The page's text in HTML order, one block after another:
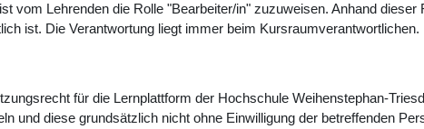
vom Lehrenden die Rolle "Bearbeiter/in" zuzuweisen. Anhand
ist. Die Verantwortung liegt immer beim Kursraumverantwortlichen.
für die Lernplattform der Hochschule Weihenstephan-
und diese grundsätzlich nicht ohne Einwilligung der betreffenden